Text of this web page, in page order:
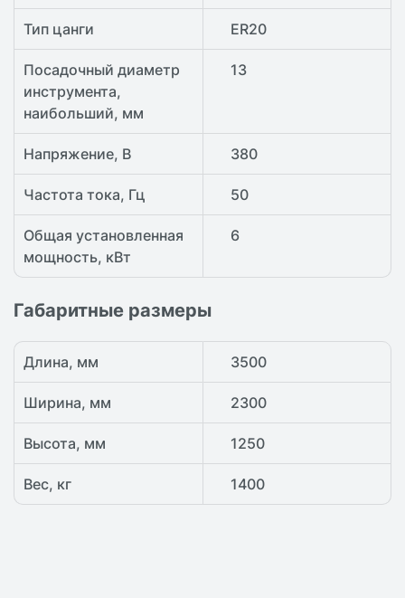
Тип цанги ER20
Посадочный диаметр
инструмента,
наибольший, мм
13
Напряжение, В 380
Частота тока, Гц 50
Общая установленная
мощность, кВт
6
Габаритные размеры
Длина, мм 3500
Ширина, мм 2300
Высота, мм 1250
Вес, кг 1400